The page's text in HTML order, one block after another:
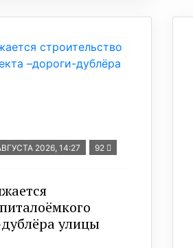
2026, 14:27 92
улицы